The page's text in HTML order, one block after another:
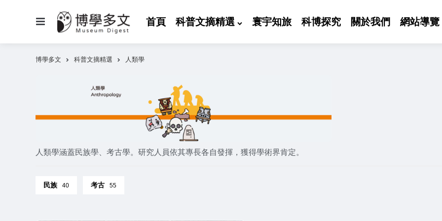
首頁 科普文摘精選 寰宇知旅 科博探究 關於我們 網站導覽
博學多文 科普文摘精選 人類學
人類學涵蓋民族學、考古學。研究人員依其專長各自發揮，獲得學術界肯定。
民族 40 考古 55